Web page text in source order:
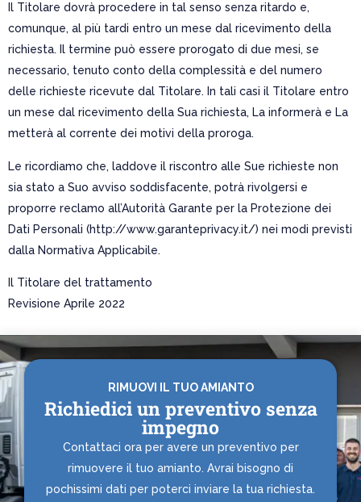
Il Titolare dovrà procedere in tal senso senza ritardo e,
comunque, al più tardi entro un mese dal ricevimento della
richiesta. Il termine può essere prorogato di due mesi, se
necessario, tenuto conto della complessità e del numero
delle richieste ricevute dal Titolare. In tali casi il Titolare entro
un mese dal ricevimento della Sua richiesta, La informerà e La
metterà al corrente dei motivi della proroga.
Le ricordiamo che, laddove il riscontro alle Sue richieste non
sia stato a Suo avviso soddisfacente, potrà rivolgersi e
proporre reclamo all’Autorità Garante per la Protezione dei
Dati Personali (http://www.garanteprivacy.it/) nei modi previsti
dalla Normativa Applicabile.
Il Titolare del trattamento
Revisione Aprile 2022
RIMUOVI IL TUO AMIANTO
Richiedici un preventivo senza
impegno
Contattaci ora per avere un preventivo per
rimuovere il tuo amianto. Avrai bisogno di
pochissimi dati per poterci inviare la tua richiesta.